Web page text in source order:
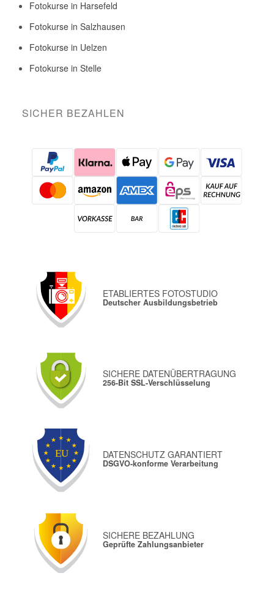
Fotokurse in Harsefeld
Fotokurse in Salzhausen
Fotokurse in Uelzen
Fotokurse in Stelle
SICHER BEZAHLEN
ETABLIERTES FOTOSTUDIO
Deutscher Ausbildungsbetrieb
SICHERE DATENÜBERTRAGUNG
256-Bit SSL-Verschlüsselung
DATENSCHUTZ GARANTIERT
DSGVO-konforme Verarbeitung
SICHERE BEZAHLUNG
Geprüfte Zahlungsanbieter